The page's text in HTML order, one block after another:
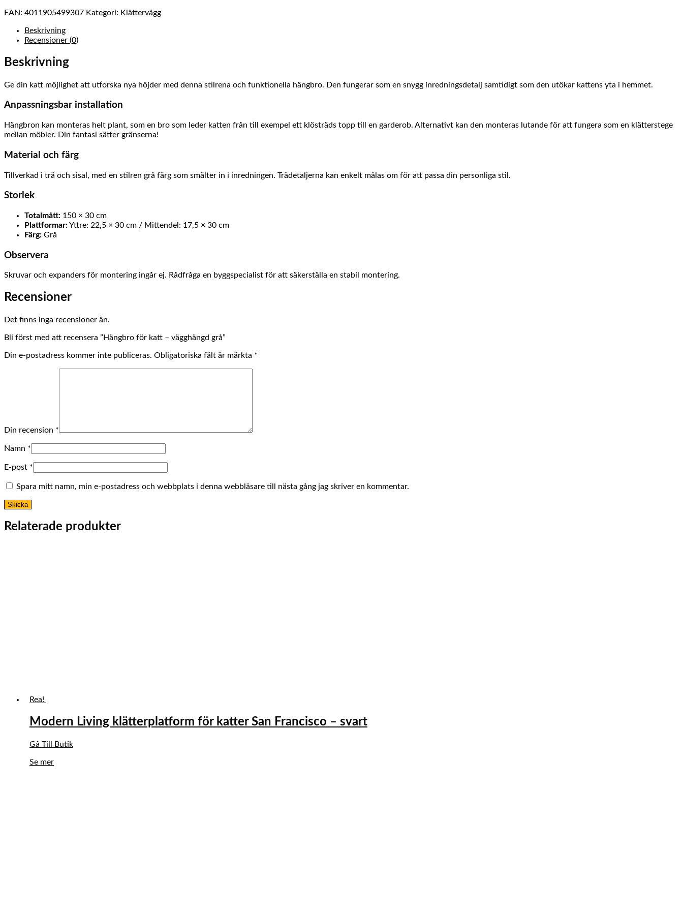
EAN: 4011905499307 Kategori: Klättervägg
Beskrivning
Recensioner (0)
Beskrivning
Ge din katt möjlighet att utforska nya höjder med denna stilrena och funktionella hängbro. Den fungerar som en snygg inredningsdetalj samtidigt som den utökar kattens yta i hemmet.
Anpassningsbar installation
Hängbron kan monteras helt plant, som en bro som leder katten från till exempel ett klösträds topp till en garderob. Alternativt kan den monteras lutande för att fungera som en klätterstege
mellan möbler. Din fantasi sätter gränserna!
Material och färg
Tillverkad i trä och sisal, med en stilren grå färg som smälter in i inredningen. Trädetaljerna kan enkelt målas om för att passa din personliga stil.
Storlek
Totalmått: 150 × 30 cm
Plattformar:Yttre: 22,5 × 30 cm / Mittendel: 17,5 × 30 cm
Färg: Grå
Observera
Skruvar och expanders för montering ingår ej. Rådfråga en byggspecialist för att säkerställa en stabil montering.
Recensioner
Det finns inga recensioner än.
Bli först med att recensera ”Hängbro för katt – vägghängd grå”
Din e-postadress kommer inte publiceras. Obligatoriska fält är märkta *
Din recension *
Namn *
E-post *
Spara mitt namn, min e-postadress och webbplats i denna webbläsare till nästa gång jag skriver en kommentar.
Relaterade produkter
Rea!
Modern Living klätterplatform för katter San Francisco – svart
Det
priset
Det
priset
Gå Till Butik
Se mer